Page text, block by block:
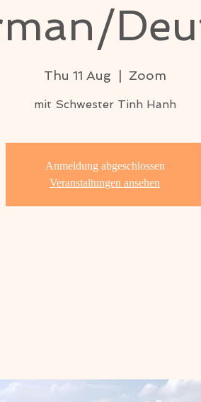
Thu 11 Aug Zoom
mit Schwester Tinh Hanh
Anmeldung abgeschlossen
Veranstaltungen ansehen